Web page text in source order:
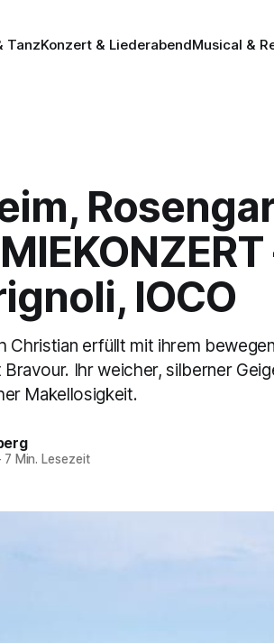
TanzKonzert & LiederabendMusical &
IOCO
Christian erfüllt mit ihrem
Ihr weicher, silberner
Makellosigkeit.
7 Min. Lesezeit